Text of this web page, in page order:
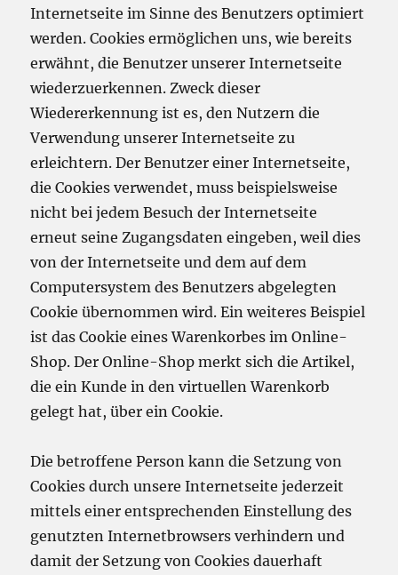
Internetseite im Sinne des Benutzers optimiert
werden. Cookies ermöglichen uns, wie bereits
erwähnt, die Benutzer unserer Internetseite
wiederzuerkennen. Zweck dieser
Wiedererkennung ist es, den Nutzern die
Verwendung unserer Internetseite zu
erleichtern. Der Benutzer einer Internetseite,
die Cookies verwendet, muss beispielsweise
nicht bei jedem Besuch der Internetseite
erneut seine Zugangsdaten eingeben, weil dies
von der Internetseite und dem auf dem
Computersystem des Benutzers abgelegten
Cookie übernommen wird. Ein weiteres Beispiel
ist das Cookie eines Warenkorbes im Online-
Shop. Der Online-Shop merkt sich die Artikel,
die ein Kunde in den virtuellen Warenkorb
gelegt hat, über ein Cookie.
Die betroffene Person kann die Setzung von
Cookies durch unsere Internetseite jederzeit
mittels einer entsprechenden Einstellung des
genutzten Internetbrowsers verhindern und
damit der Setzung von Cookies dauerhaft